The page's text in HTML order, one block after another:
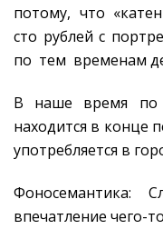
потому, что
сто рублей с
по тем временам
В наше время по
находится в конце
употребляется в
Фоносемантика:
впечатление чего-